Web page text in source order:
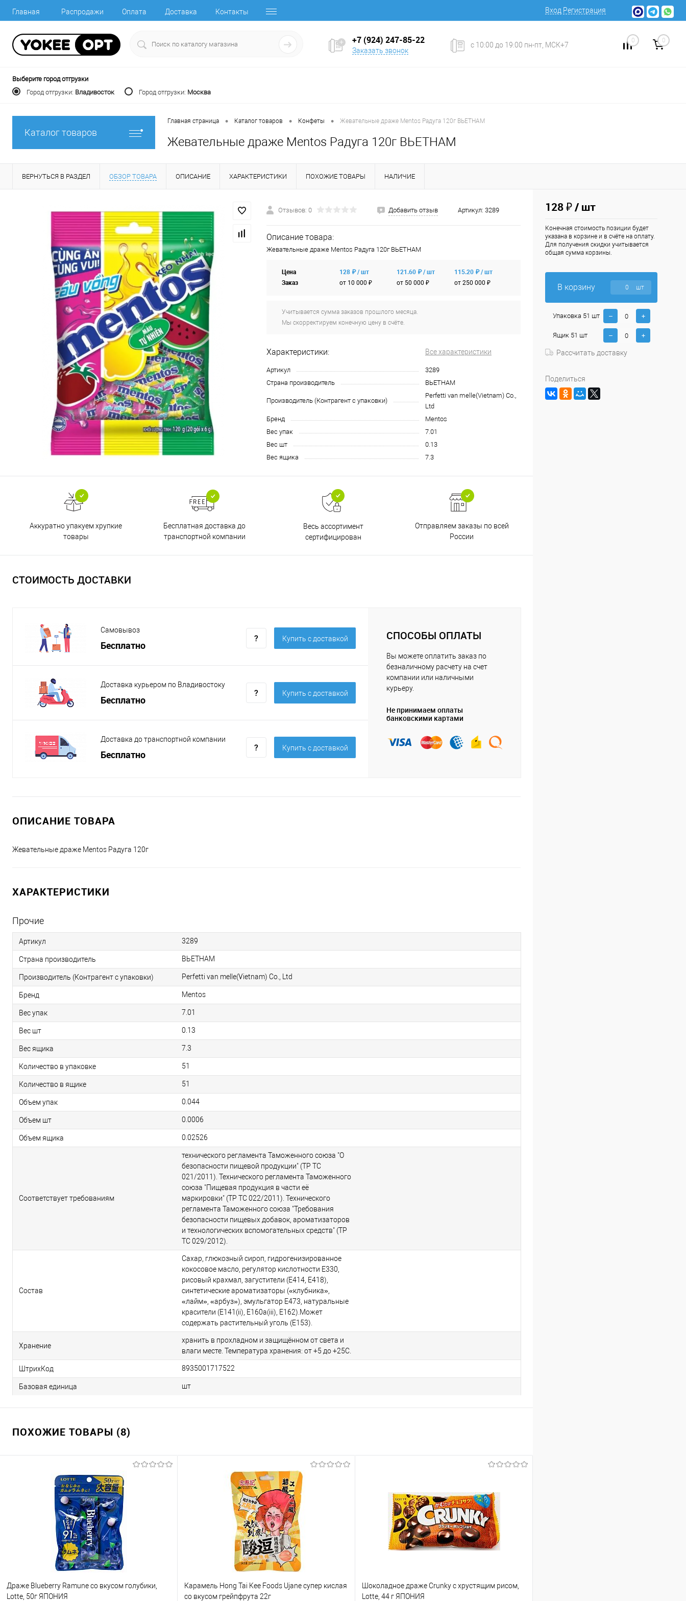
Главная Распродажи Оплата Доставка Контакты Вход Регистрация
+7 (924) 247-85-22
Заказать звонок
с 10:00 до 19:00 пн-пт, МСК+7
0 0
Выберите город отгрузки
Город отгрузки: Владивосток Город отгрузки: Москва
Каталог товаров
Главная страница • Каталог товаров • Конфеты • Жевательные драже Mentos Радуга 120г ВЬЕТНАМ
Жевательные драже Mentos Радуга 120г ВЬЕТНАМ
ВЕРНУТЬСЯ В РАЗДЕЛ ОБЗОР ТОВАРА ОПИСАНИЕ ХАРАКТЕРИСТИКИ ПОХОЖИЕ ТОВАРЫ НАЛИЧИЕ
Отзывов: 0 Добавить отзыв Артикул: 3289
Описание товара:
Жевательные драже Mentos Радуга 120г ВЬЕТНАМ
Цена
Заказ
128 ₽ / шт
от 10 000 ₽
121.60 ₽ / шт
от 50 000 ₽
115.20 ₽ / шт
от 250 000 ₽
Учитывается сумма заказов прошлого месяца.
Мы скорректируем конечную цену в счёте.
Характеристики: Все характеристики
Артикул
3289
Страна производитель
ВЬЕТНАМ
Производитель (Контрагент с упаковки)
Perfetti van melle(Vietnam) Co.,
Ltd
Бренд
Mentos
Вес упак
7.01
Вес шт
0.13
Вес ящика
7.3
Аккуратно упакуем хрупкие
товары
Бесплатная доставка до
транспортной компании
Весь ассортимент
сертифицирован
Отправляем заказы по всей
России
СТОИМОСТЬ ДОСТАВКИ
Самовывоз
Бесплатно
Купить c доставкой
Доставка курьером по Владивостоку
Бесплатно
Купить c доставкой
Доставка до транспортной компании
Бесплатно
Купить c доставкой
СПОСОБЫ ОПЛАТЫ
Вы можете оплатить заказ по
безналичному расчету на счет
компании или наличными
курьеру.
Не принимаем оплаты
банковскими картами
ОПИСАНИЕ ТОВАРА
Жевательные драже Mentos Радуга 120г
ХАРАКТЕРИСТИКИ
Прочие
Артикул 3289
Страна производитель ВЬЕТНАМ
Производитель (Контрагент с упаковки) Perfetti van melle(Vietnam) Co., Ltd
Бренд Mentos
Вес упак 7.01
Вес шт 0.13
Вес ящика 7.3
Количество в упаковке 51
Количество в ящике 51
Объем упак 0.044
Объем шт 0.0006
Объем ящика 0.02526
Соответствует требованиям
технического регламента Таможенного союза "О
безопасности пищевой продукции" (ТР ТС
021/2011). Технического регламента Таможенного
союза "Пищевая продукция в части её
маркировки" (ТР ТС 022/2011). Технического
регламента Таможенного союза "Требования
безопасности пищевых добавок, ароматизаторов
и технологических вспомогательных средств" (ТР
ТС 029/2012).
Состав
Сахар, глюкозный сироп, гидрогенизированное
кокосовое масло, регулятор кислотности E330,
рисовый крахмал, загустители (E414, E418),
синтетические ароматизаторы («клубника»,
«лайм», «арбуз»), эмульгатор E473, натуральные
красители (E141(ii), E160a(iii), E162).Может
содержать растительный уголь (E153).
Хранение
хранить в прохладном и защищённом от света и
влаги месте. Температура хранения: от +5 до +25С.
ШтрихКод 8935001717522
Базовая единица шт
ПОХОЖИЕ ТОВАРЫ (8)
Драже Blueberry Ramune со вкусом голубики,
Lotte, 50г ЯПОНИЯ
Карамель Hong Tai Kee Foods Ujane супер кислая
со вкусом грейпфрута 22г
Шоколадное драже Crunky с хрустящим рисом,
Lotte, 44 г ЯПОНИЯ
128 ₽/ шт
Конечная стоимость позиции будет
указана в корзине и в счёте на оплату.
Для получения скидки учитывается
общая сумма корзины.
В корзину шт
Упаковка 51 шт
Ящик 51 шт
Рассчитать доставку
Поделиться